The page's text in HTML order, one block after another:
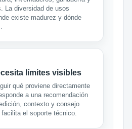
La diversidad de usos
existe madurez y dónde
límites visibles
qué proviene directamente
a una recomendación
contexto y consejo
el soporte técnico.